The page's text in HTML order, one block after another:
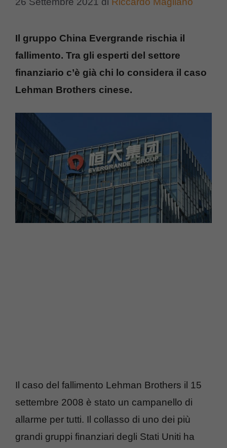
Il gruppo China Evergrande rischia il
fallimento. Tra gli esperti del settore
finanziario c’è già chi lo considera il caso
Lehman Brothers cinese.
Il caso del fallimento Lehman Brothers il 15
settembre 2008 è stato un campanello di
allarme per tutti. Il collasso di uno dei più
grandi gruppi finanziari degli Stati Uniti ha